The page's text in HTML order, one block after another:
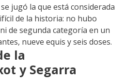
jugó la que está considerada
de la historia: no hubo
de segunda categoría en un
nueve equis y seis doses.
la
y Segarra